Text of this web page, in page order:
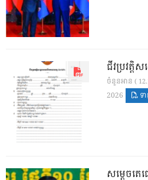
ជីវប្រវត្
ចំនួនអាន (
2026
ទ
សម្តេចត